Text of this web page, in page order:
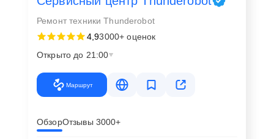
Ремонт техники Thunderobot
4,93000+ оценок
Открыто до 21:00
Маршрут
ОбзорОтзывы 3000+